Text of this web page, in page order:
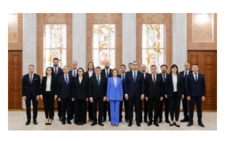
Mesajul știrei
+ Mesajul știrei
CONTACT SURSĂ
Nume+ Numele meu